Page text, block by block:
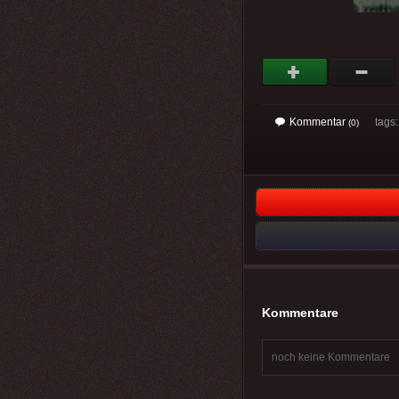
Kommentar (0)
Kommentare
noch keine Kommentare